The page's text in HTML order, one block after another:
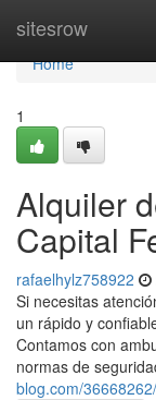
sitesrow
Home
Home
1
Alquiler
Capital
rafaelhylz758922
Si necesitas
un rápido y
Contamos con
normas de
blog.com/